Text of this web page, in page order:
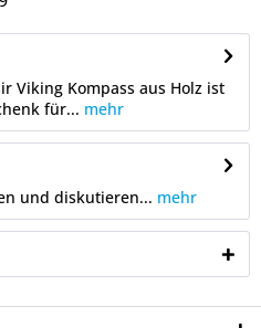
Viking Kompass aus Holz ist
für... mehr
und diskutieren... mehr